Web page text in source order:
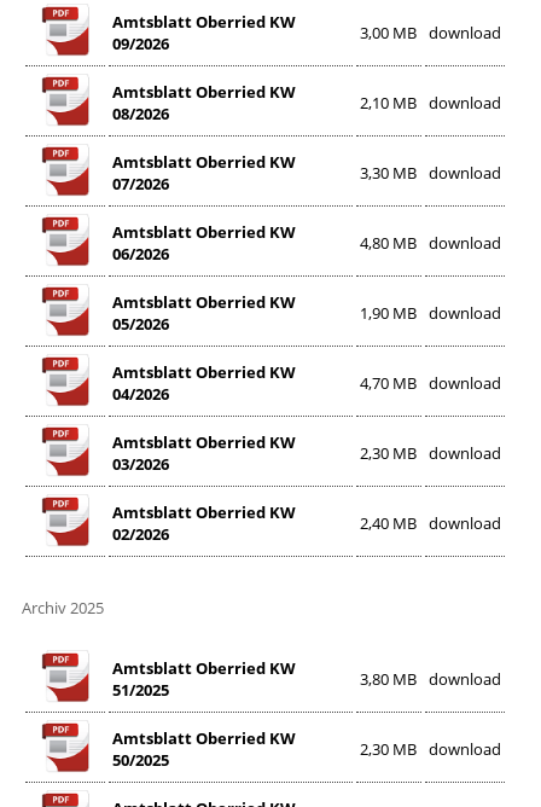
Amtsblatt Oberried KW
09/2026
3,00 MB download
Amtsblatt Oberried KW
08/2026
2,10 MB download
Amtsblatt Oberried KW
07/2026
3,30 MB download
Amtsblatt Oberried KW
06/2026
4,80 MB download
Amtsblatt Oberried KW
05/2026
1,90 MB download
Amtsblatt Oberried KW
04/2026
4,70 MB download
Amtsblatt Oberried KW
03/2026
2,30 MB download
Amtsblatt Oberried KW
02/2026
2,40 MB download
Archiv 2025
Amtsblatt Oberried KW
51/2025
3,80 MB download
Amtsblatt Oberried KW
50/2025
2,30 MB download